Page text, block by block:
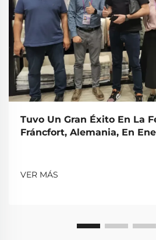
Tuvo Un Gran Éxito En La
Fráncfort, Alemania, En
VER MÁS